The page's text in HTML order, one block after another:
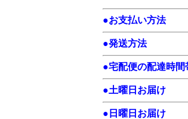
●お支払い方法
●発送方法
●宅配便の配達時間
●土曜日お届け
● 日曜日お届け